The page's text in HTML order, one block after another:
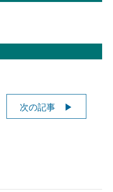
次の記事 ▶